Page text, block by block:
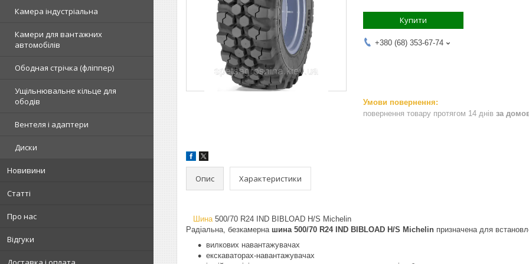
Камера індустріальна
Камери для вантажних
автомобілів
Ободная стрічка (фліппер)
Ущільнювальне кільце для
ободів
Вентеля і адаптери
Диски
Новивини
Статті
Про нас
Відгуки
Купити
+380 (68) 353-67-74
повернення товару протягом 14 днів за
Опис Характеристики
Шина500/70 R24 IND BIBLOAD H/S Michelin
Радіальна, безкамерна шина 500/70 R24 IND BIBLOAD H/S Michelin призначена для
вилкових навантажувачах
екскаваторах-навантажувачах